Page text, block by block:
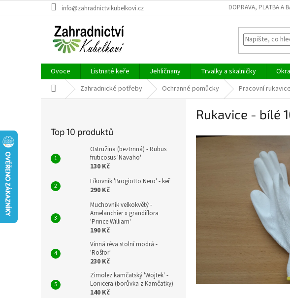
na
info@zahradnictvikubelkovi.cz DOPRAVA, PLATBA A
Ovoce Listnaté keře Jehličnany Trvalky a skalničky
Domů Zahradnické potřeby Ochranné pomůcky Pracovní rukavice
Top 10 produktů
Ostružina (beztrnná) - Rubus
fruticosus 'Navaho'
130 Kč
Fíkovník 'Brogiotto Nero' - keř
290 Kč
Muchovník velkokvětý -
Amelanchier x grandiflora
'Prince William'
190 Kč
Vinná réva stolní modrá -
'Rošfor'
230 Kč
Zimolez kamčatský 'Wojtek' -
Lonicera (borůvka z Kamčatky)
140 Kč
Rukavice - bílé